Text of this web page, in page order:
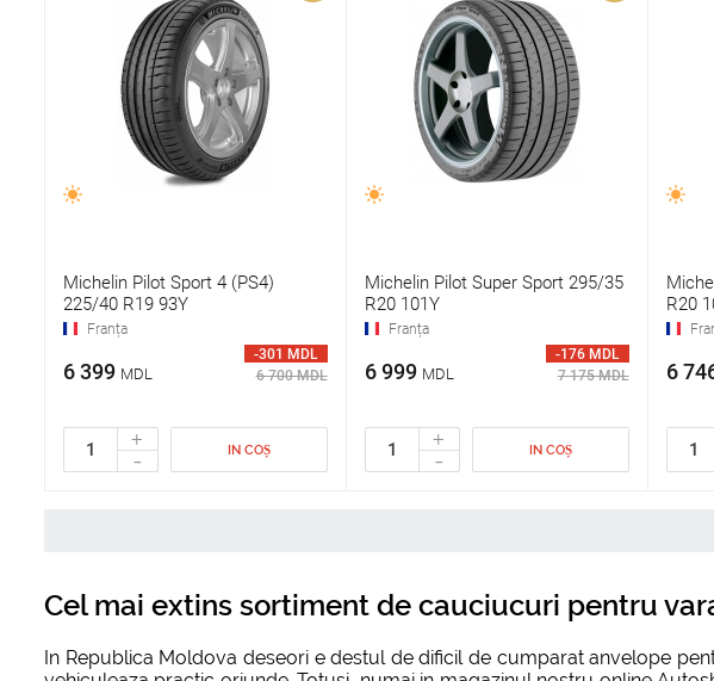
Michelin Pilot Sport 4 (PS4)
225/40 R19 93Y
Franța
6 399 MDL
-301 MDL
6 700 MDL
+
- IN COȘ
Michelin Pilot Super Sport 295/35
R20 101Y
Franța
6 999 MDL
-176 MDL
7 175 MDL
+
- IN COȘ
R20
6
Cel mai extins sortiment de cauciucuri pentru
In Republica Moldova deseori e destul de dificil de cumparat anvelope